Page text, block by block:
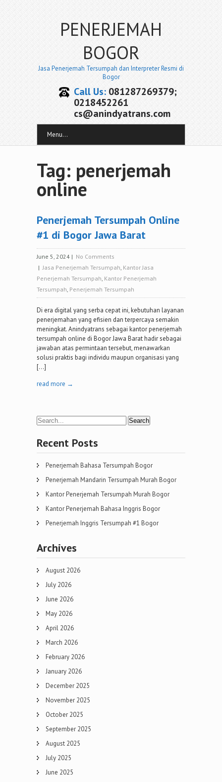
PENERJEMAH
BOGOR
Jasa Penerjemah Tersumpah dan Interpreter Resmi di
Bogor
Call Us:081287269379;
0218452261
cs@anindyatrans.com
Menu...
Tag: penerjemah
online
Penerjemah Tersumpah Online
#1 di Bogor Jawa Barat
June 5, 2024 | No Comments
|Jasa Penerjemah Tersumpah, Kantor Jasa
Penerjemah Tersumpah, Kantor Penerjemah
Tersumpah, Penerjemah Tersumpah
Di era digital yang serba cepat ini, kebutuhan layanan
penerjemahan yang efisien dan terpercaya semakin
meningkat. Anindyatrans sebagai kantor penerjemah
tersumpah online di Bogor Jawa Barat hadir sebagai
jawaban atas permintaan tersebut, menawarkan
solusi praktis bagi individu maupun organisasi yang
[…]
read more →
Recent Posts
Penerjemah Bahasa Tersumpah Bogor
Penerjemah Mandarin Tersumpah Murah Bogor
Kantor Penerjemah Tersumpah Murah Bogor
Kantor Penerjemah Bahasa Inggris Bogor
Penerjemah Inggris Tersumpah #1 Bogor
Archives
August 2026
July 2026
June 2026
May 2026
April 2026
March 2026
February 2026
January 2026
December 2025
November 2025
October 2025
September 2025
August 2025
July 2025
June 2025